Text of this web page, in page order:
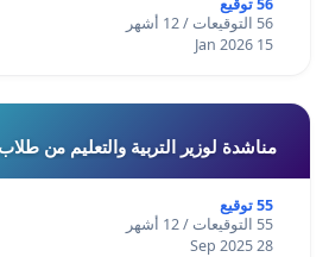
56 التوقيعات / 12 أشهر
15 Jan 2026
مناشدة لوزير التربية والتعليم من
55 توقيع
55 التوقيعات / 12 أشهر
28 Sep 2025